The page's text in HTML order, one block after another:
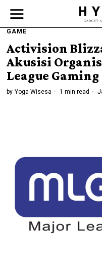
GAME
Activision
Akusisi
League Gaming
by Yoga Wisesa 1 min read